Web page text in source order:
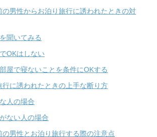
の男性からお泊り旅行に誘われたときの対
聞いてみる
OKはしない
屋で寝ないことを条件にOKする
行に誘われたときの上手な断り方
人の場合
ない人の場合
の男性とお泊り旅行する際の注意点